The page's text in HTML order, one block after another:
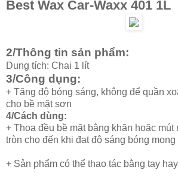
Best Wax Car-Waxx 401 1L
2/Thông tin sản phẩm:
Dung tích: Chai 1 lít
3/Công dụng:
+ Tăng độ bóng sáng, không để quần
cho bề mặt sơn
4/Cách dùng:
+ Thoa đều bề mặt bằng khăn hoặc mút
tròn cho đến khi đạt độ sáng bóng mong
+ Sản phẩm có thể thao tác bằng tay